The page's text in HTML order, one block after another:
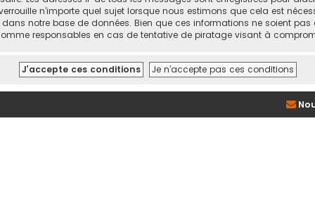
n’importe quel sujet lorsque nous estimons que cela est
notre base de données. Bien que ces informations ne soient
responsables en cas de tentative de piratage visant à